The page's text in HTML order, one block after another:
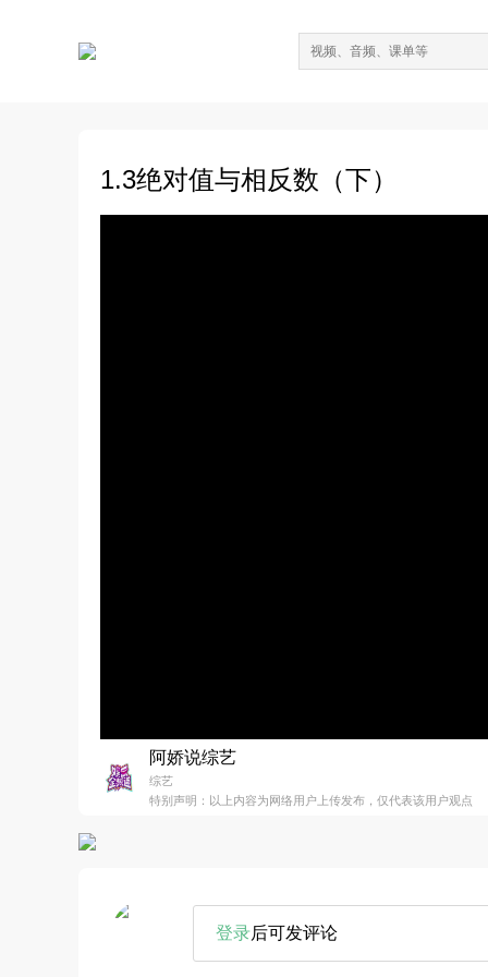
1.3绝对值与相反数（下）
阿娇说综艺
综艺
特别声明：以上内容为网络用户上传发布，仅代表该用户观点
登录后可发评论